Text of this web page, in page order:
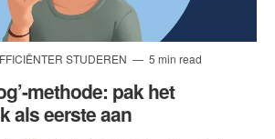
STUDEREN 5 min read
methode: pak het
als eerste aan